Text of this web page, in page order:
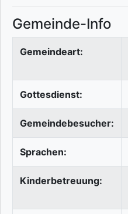
Gemeinde-Info
Gemeindeart:
Gottesdienst:
Gemeindebesucher:
Sprachen:
Kinderbetreuung: